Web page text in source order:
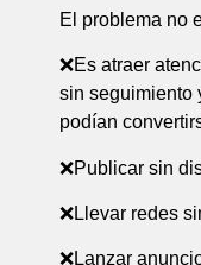
El problema no
❌Es atraer
sin seguimiento
podían
❌Publicar sin
❌Llevar redes
❌Lanzar